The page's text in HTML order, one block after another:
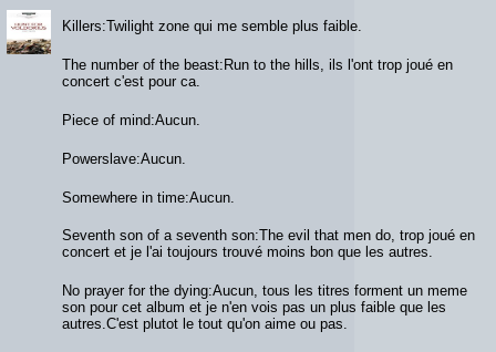
Killers:Twilight zone qui me semble plus faible.
The number of the beast:Run to the hills, ils l'ont trop joué en
concert c'est pour ca.
Piece of mind:Aucun.
Powerslave:Aucun.
Somewhere in time:Aucun.
Seventh son of a seventh son:The evil that men do, trop joué en
concert et je l'ai toujours trouvé moins bon que les autres.
No prayer for the dying:Aucun, tous les titres forment un meme
son pour cet album et je n'en vois pas un plus faible que les
autres.C'est plutot le tout qu'on aime ou pas.